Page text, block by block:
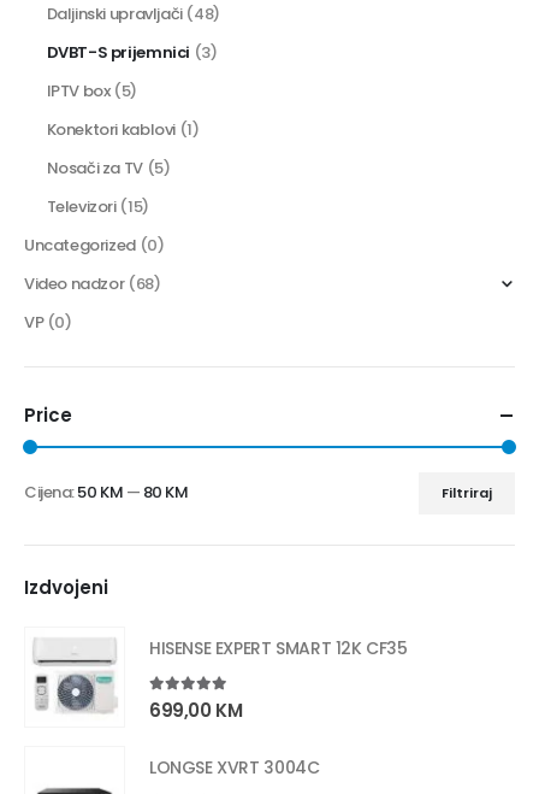
Daljinski upravljači (48)
DVBT-S prijemnici (3)
IPTV box (5)
Konektori kablovi (1)
Nosači za TV (5)
Televizori (15)
Uncategorized (0)
Video nadzor (68)
VP (0)
Price
Filtriraj
Cijena:50 KM — 80 KM
Izdvojeni
HISENSE EXPERT SMART 12K CF35
5.00 out of 5
699,00 KM
LONGSE XVRT 3004C